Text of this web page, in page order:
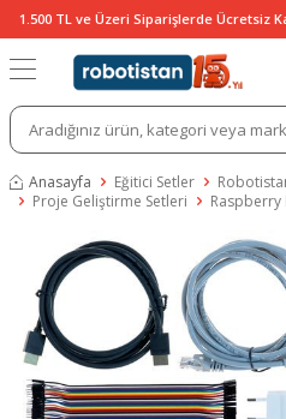
1.500 TL ve Üzeri Siparişlerde Ücretsiz
Anasayfa Eğitici Setler
Proje Geliştirme Setleri
Raspberry